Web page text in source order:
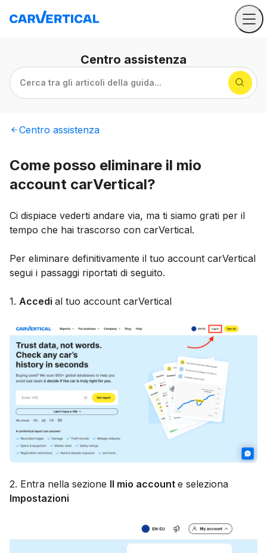
Centro assistenza
Cerca tra gli articoli della guida...
Centro assistenza
Come posso eliminare il mio
account carVertical?
Ci dispiace vederti andare via, ma ti siamo grati per il
tempo che hai trascorso con carVertical.
Per eliminare definitivamente il tuo account carVertical
segui i passaggi riportati di seguito.
1. Accedi al tuo account carVertical
2. Entra nella sezione Il mio account e seleziona
Impostazioni